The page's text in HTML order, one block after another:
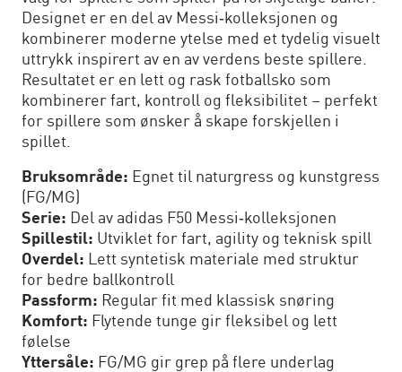
Designet er en del av Messi‑kolleksjonen og
kombinerer moderne ytelse med et tydelig visuelt
uttrykk inspirert av en av verdens beste spillere.
Resultatet er en lett og rask fotballsko som
kombinerer fart, kontroll og fleksibilitet – perfekt
for spillere som ønsker å skape forskjellen i
spillet.
Bruksområde: Egnet til naturgress og kunstgress
(FG/MG)
Serie: Del av adidas F50 Messi‑kolleksjonen
Spillestil: Utviklet for fart, agility og teknisk spill
Overdel: Lett syntetisk materiale med struktur
for bedre ballkontroll
Passform: Regular fit med klassisk snøring
Komfort: Flytende tunge gir fleksibel og lett
følelse
Yttersåle: FG/MG gir grep på flere underlag